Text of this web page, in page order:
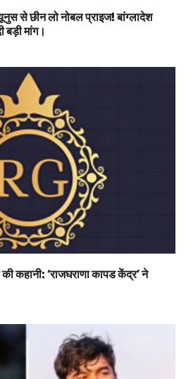
से छीन लो नोबल प्राइज! बांग्लादेश
बड़ी मांग।
कहानी: ‘राजघराणा कापड केंद्र’ ने